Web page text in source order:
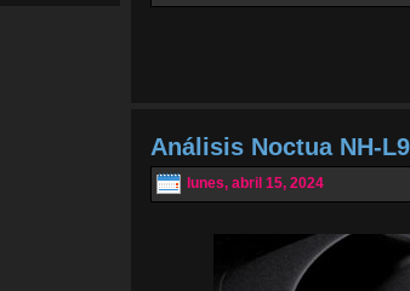
Análisis Noctua NH-
lunes, abril 15, 2024